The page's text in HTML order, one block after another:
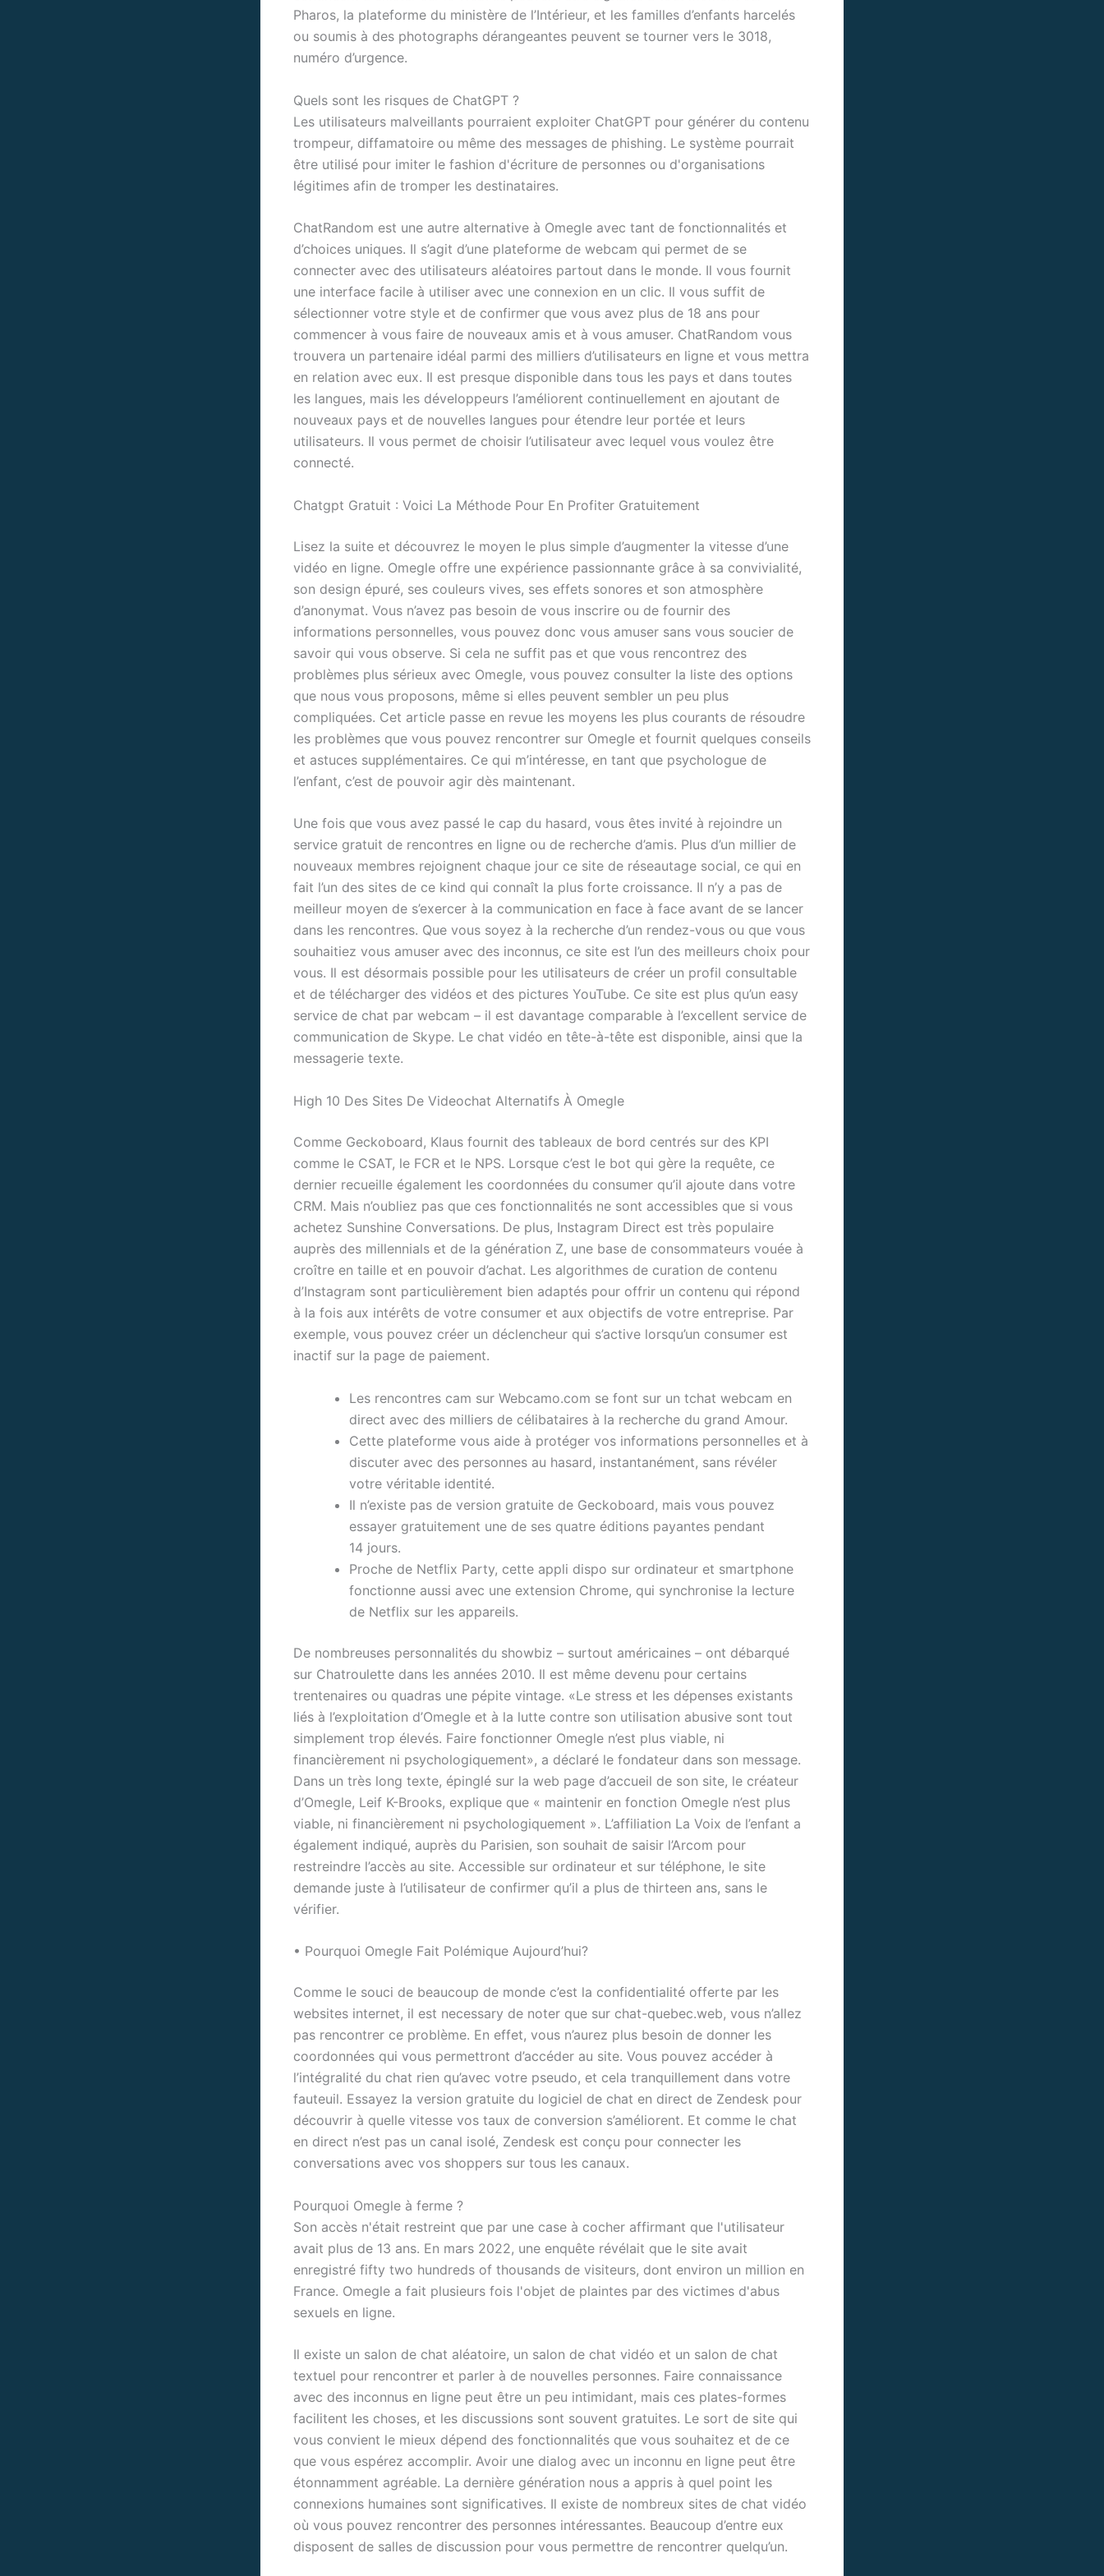
Pharos, la plateforme du ministère de l’Intérieur, et les familles d’enfants harcelés
ou soumis à des photographs dérangeantes peuvent se tourner vers le 3018,
numéro d’urgence.
Quels sont les risques de ChatGPT ?
Les utilisateurs malveillants pourraient exploiter ChatGPT pour générer du contenu
trompeur, diffamatoire ou même des messages de phishing. Le système pourrait
être utilisé pour imiter le fashion d'écriture de personnes ou d'organisations
légitimes afin de tromper les destinataires.
ChatRandom est une autre alternative à Omegle avec tant de fonctionnalités et
d’choices uniques. Il s’agit d’une plateforme de webcam qui permet de se
connecter avec des utilisateurs aléatoires partout dans le monde. Il vous fournit
une interface facile à utiliser avec une connexion en un clic. Il vous suffit de
sélectionner votre style et de confirmer que vous avez plus de 18 ans pour
commencer à vous faire de nouveaux amis et à vous amuser. ChatRandom vous
trouvera un partenaire idéal parmi des milliers d’utilisateurs en ligne et vous mettra
en relation avec eux. Il est presque disponible dans tous les pays et dans toutes
les langues, mais les développeurs l’améliorent continuellement en ajoutant de
nouveaux pays et de nouvelles langues pour étendre leur portée et leurs
utilisateurs. Il vous permet de choisir l’utilisateur avec lequel vous voulez être
connecté.
Chatgpt Gratuit : Voici La Méthode Pour En Profiter Gratuitement
Lisez la suite et découvrez le moyen le plus simple d’augmenter la vitesse d’une
vidéo en ligne. Omegle offre une expérience passionnante grâce à sa convivialité,
son design épuré, ses couleurs vives, ses effets sonores et son atmosphère
d’anonymat. Vous n’avez pas besoin de vous inscrire ou de fournir des
informations personnelles, vous pouvez donc vous amuser sans vous soucier de
savoir qui vous observe. Si cela ne suffit pas et que vous rencontrez des
problèmes plus sérieux avec Omegle, vous pouvez consulter la liste des options
que nous vous proposons, même si elles peuvent sembler un peu plus
compliquées. Cet article passe en revue les moyens les plus courants de résoudre
les problèmes que vous pouvez rencontrer sur Omegle et fournit quelques conseils
et astuces supplémentaires. Ce qui m’intéresse, en tant que psychologue de
l’enfant, c’est de pouvoir agir dès maintenant.
Une fois que vous avez passé le cap du hasard, vous êtes invité à rejoindre un
service gratuit de rencontres en ligne ou de recherche d’amis. Plus d’un millier de
nouveaux membres rejoignent chaque jour ce site de réseautage social, ce qui en
fait l’un des sites de ce kind qui connaît la plus forte croissance. Il n’y a pas de
meilleur moyen de s’exercer à la communication en face à face avant de se lancer
dans les rencontres. Que vous soyez à la recherche d’un rendez-vous ou que vous
souhaitiez vous amuser avec des inconnus, ce site est l’un des meilleurs choix pour
vous. Il est désormais possible pour les utilisateurs de créer un profil consultable
et de télécharger des vidéos et des pictures YouTube. Ce site est plus qu’un easy
service de chat par webcam – il est davantage comparable à l’excellent service de
communication de Skype. Le chat vidéo en tête-à-tête est disponible, ainsi que la
messagerie texte.
High 10 Des Sites De Videochat Alternatifs À Omegle
Comme Geckoboard, Klaus fournit des tableaux de bord centrés sur des KPI
comme le CSAT, le FCR et le NPS. Lorsque c’est le bot qui gère la requête, ce
dernier recueille également les coordonnées du consumer qu’il ajoute dans votre
CRM. Mais n’oubliez pas que ces fonctionnalités ne sont accessibles que si vous
achetez Sunshine Conversations. De plus, Instagram Direct est très populaire
auprès des millennials et de la génération Z, une base de consommateurs vouée à
croître en taille et en pouvoir d’achat. Les algorithmes de curation de contenu
d’Instagram sont particulièrement bien adaptés pour offrir un contenu qui répond
à la fois aux intérêts de votre consumer et aux objectifs de votre entreprise. Par
exemple, vous pouvez créer un déclencheur qui s’active lorsqu’un consumer est
inactif sur la page de paiement.
Les rencontres cam sur Webcamo.com se font sur un tchat webcam en
direct avec des milliers de célibataires à la recherche du grand Amour.
Cette plateforme vous aide à protéger vos informations personnelles et à
discuter avec des personnes au hasard, instantanément, sans révéler
votre véritable identité.
Il n’existe pas de version gratuite de Geckoboard, mais vous pouvez
essayer gratuitement une de ses quatre éditions payantes pendant
14 jours.
Proche de Netflix Party, cette appli dispo sur ordinateur et smartphone
fonctionne aussi avec une extension Chrome, qui synchronise la lecture
de Netflix sur les appareils.
De nombreuses personnalités du showbiz – surtout américaines – ont débarqué
sur Chatroulette dans les années 2010. Il est même devenu pour certains
trentenaires ou quadras une pépite vintage. «Le stress et les dépenses existants
liés à l’exploitation d’Omegle et à la lutte contre son utilisation abusive sont tout
simplement trop élevés. Faire fonctionner Omegle n’est plus viable, ni
financièrement ni psychologiquement», a déclaré le fondateur dans son message.
Dans un très long texte, épinglé sur la web page d’accueil de son site, le créateur
d’Omegle, Leif K-Brooks, explique que « maintenir en fonction Omegle n’est plus
viable, ni financièrement ni psychologiquement ». L’affiliation La Voix de l’enfant a
également indiqué, auprès du Parisien, son souhait de saisir l’Arcom pour
restreindre l’accès au site. Accessible sur ordinateur et sur téléphone, le site
demande juste à l’utilisateur de confirmer qu’il a plus de thirteen ans, sans le
vérifier.
• Pourquoi Omegle Fait Polémique Aujourd’hui?
Comme le souci de beaucoup de monde c’est la confidentialité offerte par les
websites internet, il est necessary de noter que sur chat-quebec.web, vous n’allez
pas rencontrer ce problème. En effet, vous n’aurez plus besoin de donner les
coordonnées qui vous permettront d’accéder au site. Vous pouvez accéder à
l’intégralité du chat rien qu’avec votre pseudo, et cela tranquillement dans votre
fauteuil. Essayez la version gratuite du logiciel de chat en direct de Zendesk pour
découvrir à quelle vitesse vos taux de conversion s’améliorent. Et comme le chat
en direct n’est pas un canal isolé, Zendesk est conçu pour connecter les
conversations avec vos shoppers sur tous les canaux.
Pourquoi Omegle à ferme ?
Son accès n'était restreint que par une case à cocher affirmant que l'utilisateur
avait plus de 13 ans. En mars 2022, une enquête révélait que le site avait
enregistré fifty two hundreds of thousands de visiteurs, dont environ un million en
France. Omegle a fait plusieurs fois l'objet de plaintes par des victimes d'abus
sexuels en ligne.
Il existe un salon de chat aléatoire, un salon de chat vidéo et un salon de chat
textuel pour rencontrer et parler à de nouvelles personnes. Faire connaissance
avec des inconnus en ligne peut être un peu intimidant, mais ces plates-formes
facilitent les choses, et les discussions sont souvent gratuites. Le sort de site qui
vous convient le mieux dépend des fonctionnalités que vous souhaitez et de ce
que vous espérez accomplir. Avoir une dialog avec un inconnu en ligne peut être
étonnamment agréable. La dernière génération nous a appris à quel point les
connexions humaines sont significatives. Il existe de nombreux sites de chat vidéo
où vous pouvez rencontrer des personnes intéressantes. Beaucoup d’entre eux
disposent de salles de discussion pour vous permettre de rencontrer quelqu’un.